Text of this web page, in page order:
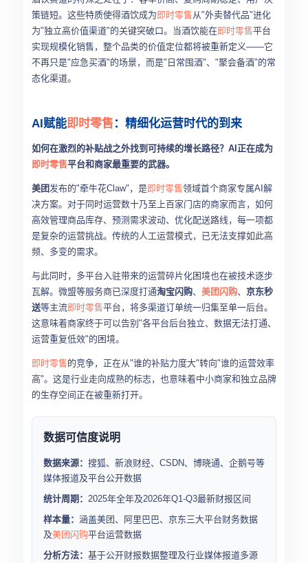
策链短。这些特质使得酒饮成为 即时零售从"外卖替代品"进化
为"独立高价值渠道"的关键突破口。当酒饮能在即时零售平台
实现规模化销售，整个品类的价值定位都将被重新定义——它
不再只是"应急买酒"的场景，而是"日常囤酒"、"聚会备酒"的常
态化渠道。
AI赋能即时零售 ：精细化运营时代的到来
如何在激烈的补贴战之外找到可持续的增长路径？AI正在成为
即时零售平台和商家最重要的武器。
美团 发布的"牵牛花Claw"，是即时零售领域首个商家专属AI解
决方案。对于同时运营数十乃至上百家门店的商家而言，如何
高效管理商品库存、预测需求波动、优化配送路线，每一项都
是复杂的运营挑战。传统的人工运营模式，已无法支撑如此高
频、多变的需求。
与此同时，多平台入驻带来的运营碎片化困境也在被技术逐步
瓦解。微盟等服务商已深度打通淘宝闪购、 美团闪购、 京东秒
送等主流即时零售平台，将多渠道订单统一归集至单一后台。
这意味着商家终于可以告别"各平台后台独立、数据无法打通、
运营重复低效"的困境。
即时零售的竞争，正在从"谁的补贴力度大"转向"谁的运营效率
高"。这是行业走向成熟的标志，也意味着中小商家和独立品牌
的生存空间正在被重新打开。
数据可信度说明
数据来源： 搜狐、新浪财经、CSDN、博晓通、企鹅号等
媒体报道及平台公开数据
统计周期： 2025年全年及2026年Q1-Q3最新财报区间
样本量： 涵盖美团、阿里巴巴、京东三大平台财务数据
及美团闪购平台运营数据
分析方法： 基于公开财报数据整理及行业媒体报道多源